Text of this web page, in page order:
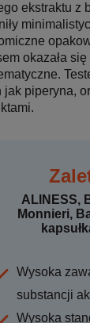
ekstraktu z
okazała
jak piperyna,
ALINESS,
Monnieri,
Wysoka
substancji
Wysoka